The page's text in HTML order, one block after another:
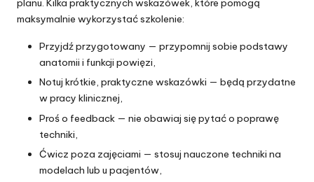
planu. Kilka praktycznych wskazówek, które pomogą
maksymalnie wykorzystać szkolenie:
Przyjdź przygotowany — przypomnij sobie podstawy
anatomii i funkcji powięzi,
Notuj krótkie, praktyczne wskazówki — będą przydatne
w pracy klinicznej,
Proś o feedback — nie obawiaj się pytać o poprawę
techniki,
Ćwicz poza zajęciami — stosuj nauczone techniki na
modelach lub u pacjentów,